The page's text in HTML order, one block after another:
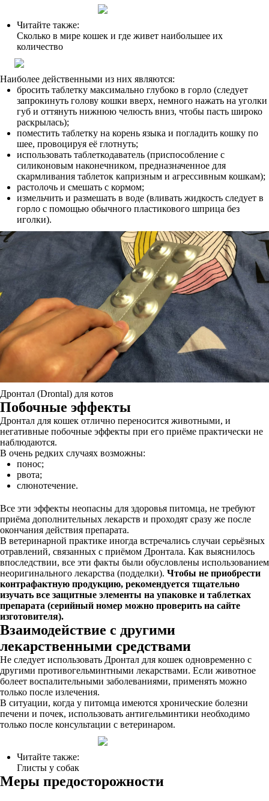
Читайте также:
Сколько в мире кошек и где живет наибольшее их
количество
Наиболее действенными из них являются:
бросить таблетку максимально глубоко в горло (следует
запрокинуть голову кошки вверх, немного нажать на уголки
губ и оттянуть нижнюю челюсть вниз, чтобы пасть широко
раскрылась);
поместить таблетку на корень языка и погладить кошку по
шее, провоцируя её глотнуть;
использовать таблеткодаватель (приспособление с
силиконовым наконечником, предназначенное для
скармливания таблеток капризным и агрессивным кошкам);
растолочь и смешать с кормом;
измельчить и размешать в воде (вливать жидкость следует в
горло с помощью обычного пластикового шприца без
иголки).
Дронтал (Drontal) для котов
Побочные эффекты
Дронтал для кошек отлично переносится животными, и
негативные побочные эффекты при его приёме практически не
наблюдаются.
В очень редких случаях возможны:
понос;
рвота;
слюнотечение.
Все эти эффекты неопасны для здоровья питомца, не требуют
приёма дополнительных лекарств и проходят сразу же после
окончания действия препарата.
В ветеринарной практике иногда встречались случаи серьёзных
отравлений, связанных с приёмом Дронтала. Как выяснилось
впоследствии, все эти факты были обусловлены использованием
неоригинального лекарства (подделки). Чтобы не приобрести
контрафактную продукцию, рекомендуется тщательно
изучать все защитные элементы на упаковке и таблетках
препарата (серийный номер можно проверить на сайте
изготовителя).
Взаимодействие с другими
лекарственными средствами
Не следует использовать Дронтал для кошек одновременно с
другими противогельминтными лекарствами. Если животное
болеет воспалительными заболеваниями, применять можно
только после излечения.
В ситуации, когда у питомца имеются хронические болезни
печени и почек, использовать антигельминтики необходимо
только после консультации с ветеринаром.
Читайте также:
Глисты у собак
Меры предосторожности